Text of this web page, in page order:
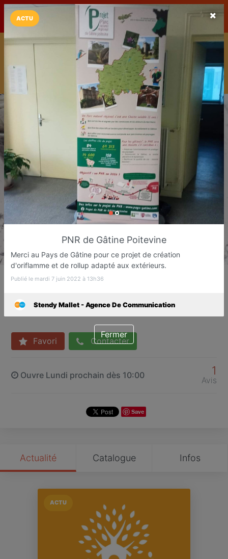
LaCarte Play Store
Installez l'App LaCarte
Téléchargez gratuitement l'app LaCarte pour suivre vos
commerces favoris et ne rien rater !
Plus tard
Stendy Mallet - Agence De
Coulonges-sur-l'Autize
Favori Contacter
Ouvre Lundi prochain dès 10:00 1
Avis
Save
Actualité Catalogue Infos
ACTU
ACTU
PNR de Gâtine Poitevine
Merci au Pays de Gâtine pour ce projet de création
d'oriflamme et de rollup adapté aux extérieurs.
Publié le mardi 7 juin 2022 à 13h36
Stendy Mallet - Agence De Communication
Fermer